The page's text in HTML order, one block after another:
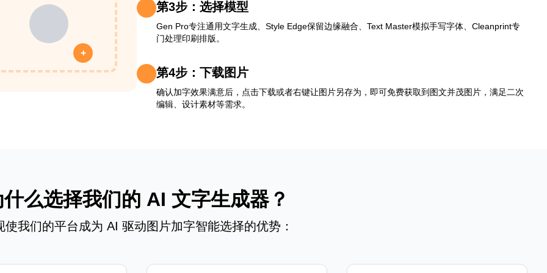
+
第3步：选择模型
Gen Pro专注通用文字生成、Style Edge保留边缘融合、Text Master模拟手写字体、Cleanprint专
门处理印刷排版。
第4步：下载图片
确认加字效果满意后，点击下载或者右键让图片另存为，即可免费获取到图文并茂图片，满足二次
编辑、设计素材等需求。
么选择我们的 AI 文字生成器？
使我们的平台成为 AI 驱动图片加字智能选择的优势：